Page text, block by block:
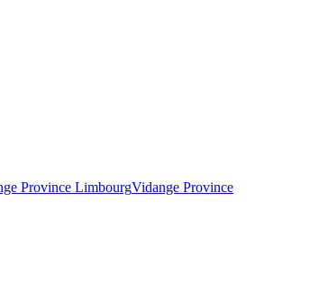
Province LimbourgVidange Province